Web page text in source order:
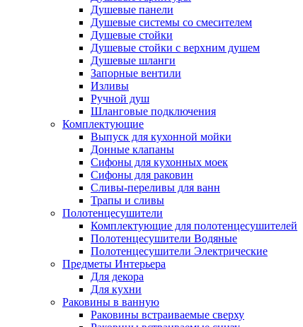
Душевые панели
Душевые системы со смесителем
Душевые стойки
Душевые стойки с верхним душем
Душевые шланги
Запорные вентили
Изливы
Ручной душ
Шланговые подключения
Комплектующие
Выпуск для кухонной мойки
Донные клапаны
Сифоны для кухонных моек
Сифоны для раковин
Сливы-переливы для ванн
Трапы и сливы
Полотенцесушители
Комплектующие для полотенцесушителей
Полотенцесушители Водяные
Полотенцесушители Электрические
Предметы Интерьера
Для декора
Для кухни
Раковины в ванную
Раковины встраиваемые сверху